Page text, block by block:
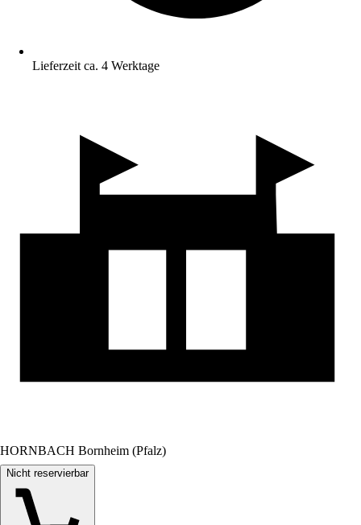
Lieferzeit ca. 4 Werktage
HORNBACH Bornheim (Pfalz)
Nicht reservierbar